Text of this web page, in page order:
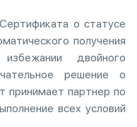
о статусе
получения
двойного
решение о
принимает партнер по
всех условий